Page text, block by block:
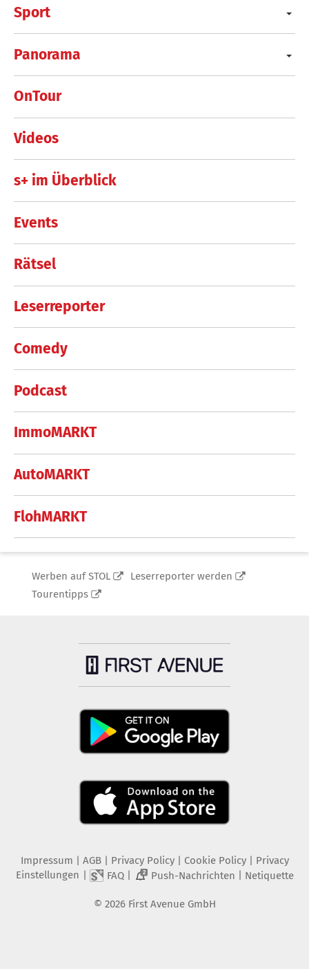
Sport
Panorama
OnTour
Videos
s+ im Überblick
Events
Rätsel
Leserreporter
Comedy
Podcast
ImmoMARKT
AutoMARKT
FlohMARKT
Werben auf STOL
Leserreporter werden
Tourentipps
Impressum | AGB | Privacy Policy| Cookie Policy| Privacy
Einstellungen | FAQ| 2 Push-Nachrichten | Netiquette
© 2026 First Avenue GmbH